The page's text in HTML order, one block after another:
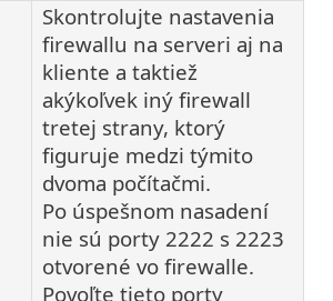
Skontrolujte nastavenia
firewallu na serveri aj na
kliente a taktiež
akýkoľvek iný firewall
tretej strany, ktorý
figuruje medzi týmito
dvoma počítačmi.
Po úspešnom nasadení
nie sú porty 2222 s 2223
otvorené vo firewalle.
Povoľte tieto porty